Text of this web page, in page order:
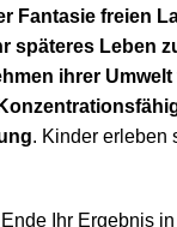
Fantasie freien
späteres Leben
ihrer
. Kinder erleben
Ihr Ergebnis